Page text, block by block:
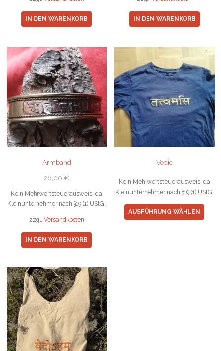
IN DEN WARENKORB IN DEN WARENKORB
Armband
26,00 €
Kein Mehrwertsteuerausweis, da
Kleinunternehmer nach §19 (1) UStG.
zzgl. Versandkosten
IN DEN WARENKORB
Vedic
Kein Mehrwertsteuerausweis, da
Kleinunternehmer nach §19 (1) UStG.
AUSFÜHRUNG WÄHLEN